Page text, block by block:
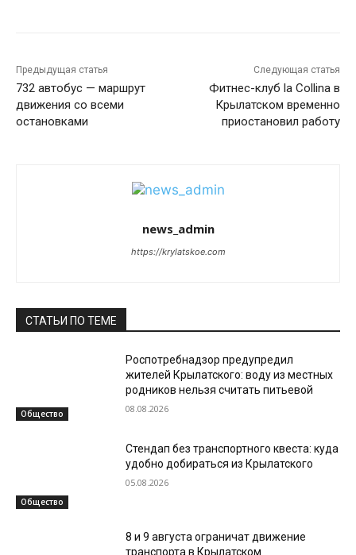
Предыдущая статья
732 автобус — маршрут
движения со всеми
остановками
Следующая статья
Фитнес-клуб la Collina в
Крылатском временно
приостановил работу
news_admin
https://krylatskoe.com
СТАТЬИ ПО ТЕМЕ
Общество
Роспотребнадзор предупредил
жителей Крылатского: воду из местных
родников нельзя считать питьевой
08.08.2026
Общество
Стендап без транспортного квеста: куда
удобно добираться из Крылатского
05.08.2026
8 и 9 августа ограничат движение
транспорта в Крылатском